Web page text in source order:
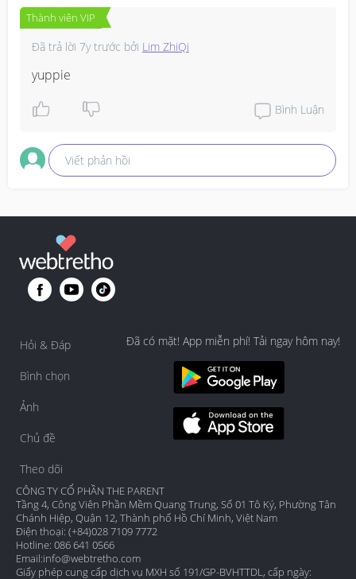
Thành viên VIP
Đã trả lời 7y trước bởi Lim ZhiQi
yuppie
Bình Luận
Viết phản hồi
Hỏi & Đáp
Bình chọn
Ảnh
Chủ đề
Theo dõi
Đã có mặt! App miễn phí! Tải ngay hôm nay!
CÔNG TY CỔ PHẦN THE PARENT
Tầng 4, Công Viên Phần Mềm Quang Trung, Số 01 Tô Ký, Phường Tân
Chánh Hiệp, Quận 12, Thành phố Hồ Chí Minh, Việt Nam
Điện thoại: (+84)028 7109 7772
Hotline: 086 641 0566
Email:info@webtretho.com
Giấy phép cung cấp dịch vụ MXH số 191/GP-BVHTTDL, cấp ngày: